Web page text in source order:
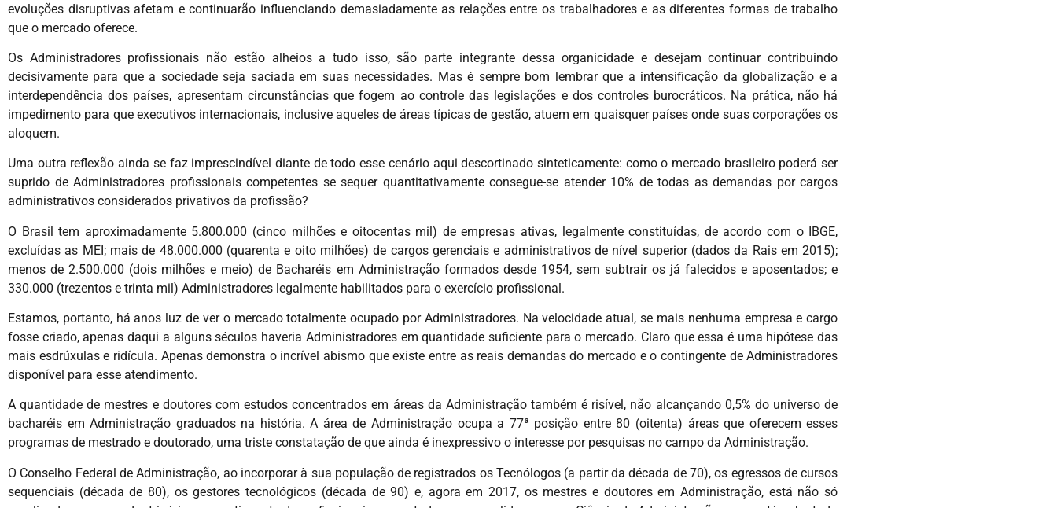
evoluções disruptivas afetam e continuarão influenciando demasiadamente as relações entre os trabalhadores e as diferentes formas de trabalho
que o mercado oferece.
Os Administradores profissionais não estão alheios a tudo isso, são parte integrante dessa organicidade e desejam continuar contribuindo
decisivamente para que a sociedade seja saciada em suas necessidades. Mas é sempre bom lembrar que a intensificação da globalização e a
interdependência dos países, apresentam circunstâncias que fogem ao controle das legislações e dos controles burocráticos. Na prática, não há
impedimento para que executivos internacionais, inclusive aqueles de áreas típicas de gestão, atuem em quaisquer países onde suas corporações os
aloquem.
Uma outra reflexão ainda se faz imprescindível diante de todo esse cenário aqui descortinado sinteticamente: como o mercado brasileiro poderá ser
suprido de Administradores profissionais competentes se sequer quantitativamente consegue-se atender 10% de todas as demandas por cargos
administrativos considerados privativos da profissão?
O Brasil tem aproximadamente 5.800.000 (cinco milhões e oitocentas mil) de empresas ativas, legalmente constituídas, de acordo com o IBGE,
excluídas as MEI; mais de 48.000.000 (quarenta e oito milhões) de cargos gerenciais e administrativos de nível superior (dados da Rais em 2015);
menos de 2.500.000 (dois milhões e meio) de Bacharéis em Administração formados desde 1954, sem subtrair os já falecidos e aposentados; e
330.000 (trezentos e trinta mil) Administradores legalmente habilitados para o exercício profissional.
Estamos, portanto, há anos luz de ver o mercado totalmente ocupado por Administradores. Na velocidade atual, se mais nenhuma empresa e cargo
fosse criado, apenas daqui a alguns séculos haveria Administradores em quantidade suficiente para o mercado. Claro que essa é uma hipótese das
mais esdrúxulas e ridícula. Apenas demonstra o incrível abismo que existe entre as reais demandas do mercado e o contingente de Administradores
disponível para esse atendimento.
A quantidade de mestres e doutores com estudos concentrados em áreas da Administração também é risível, não alcançando 0,5% do universo de
bacharéis em Administração graduados na história. A área de Administração ocupa a 77ª posição entre 80 (oitenta) áreas que oferecem esses
programas de mestrado e doutorado, uma triste constatação de que ainda é inexpressivo o interesse por pesquisas no campo da Administração.
O Conselho Federal de Administração, ao incorporar à sua população de registrados os Tecnólogos (a partir da década de 70), os egressos de cursos
sequenciais (década de 80), os gestores tecnológicos (década de 90) e, agora em 2017, os mestres e doutores em Administração, está não só